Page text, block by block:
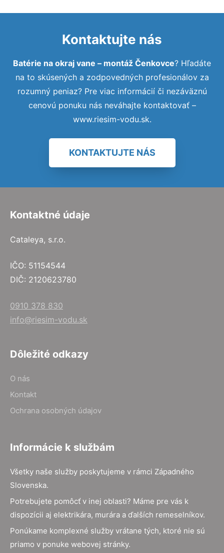
Kontaktujte nás
Batérie na okraj vane – montáž Čenkovce? Hľadáte
na to skúsených a zodpovedných profesionálov za
rozumný peniaz? Pre viac informácií či nezáväznú
cenovú ponuku nás neváhajte kontaktovať –
www.riesim-vodu.sk.
KONTAKTUJTE NÁS
Kontaktné údaje
Cataleya, s.r.o.
IČO: 51154544
DIČ: 2120623780
0910 378 830
info@riesim-vodu.sk
Dôležité odkazy
O nás
Kontakt
Ochrana osobných údajov
Informácie k službám
Všetky naše služby poskytujeme v rámci Západného
Slovenska.
Potrebujete pomôcť v inej oblasti? Máme pre vás k
dispozícii aj elektrikára, murára a ďalších remeselníkov.
Ponúkame komplexné služby vrátane tých, ktoré nie sú
priamo v ponuke webovej stránky.